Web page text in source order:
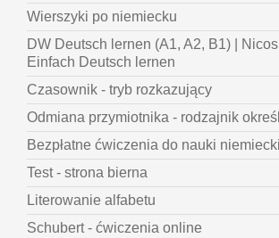
Wierszyki po niemiecku
DW Deutsch lernen (A1, A2, B1) |
Einfach Deutsch lernen
Czasownik - tryb rozkazujący
Odmiana przymiotnika - rodzajnik
Bezpłatne ćwiczenia do nauki
Test - strona bierna
Literowanie alfabetu
Schubert - ćwiczenia online